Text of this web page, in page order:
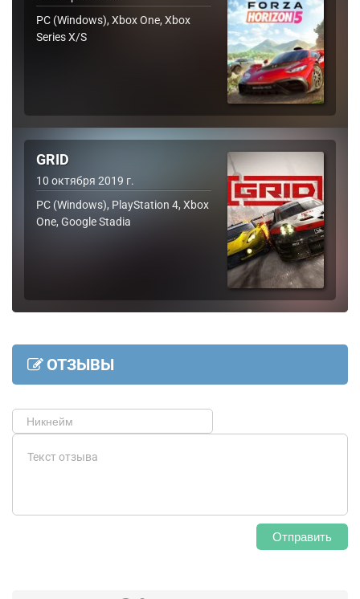
PC (Windows), Xbox One, Xbox
Series X/S
GRID
10 октября 2019 г.
PC (Windows), PlayStation 4, Xbox
One, Google Stadia
ОТЗЫВЫ
Отправить